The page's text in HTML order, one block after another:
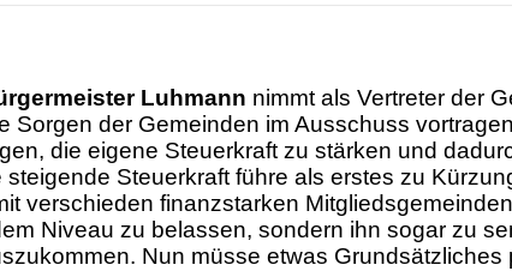
Luhmann nimmt als Vertreter der
Sorgen der Gemeinden im Ausschuss
die eigene Steuerkraft zu stärken und
steigende Steuerkraft führe als erstes zu
verschieden finanzstarken
Niveau zu belassen, sondern ihn sogar zu
Nun müsse etwas